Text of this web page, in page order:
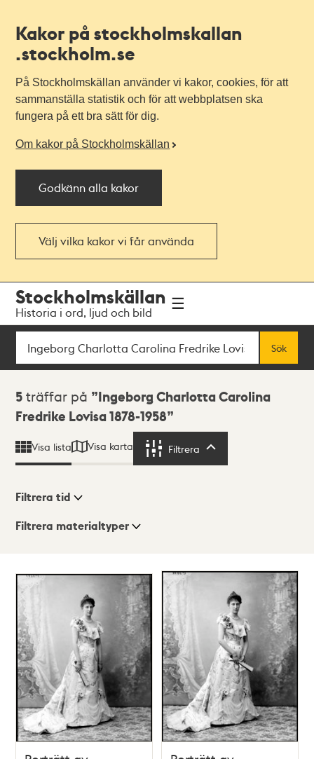
Kakor på stockholmskallan
.stockholm.se
På Stockholmskällan använder vi kakor, cookies, för att
sammanställa statistik och för att webbplatsen ska
fungera på ett bra sätt för dig.
Om kakor på Stockholmskällan
Godkänn alla kakor
Välj vilka kakor vi får använda
navigationen
huvudinnehållet
Stockholmskällan
Historia i ord, ljud och bild
Sök
Sök
Sökresultat
5 träffar på
Ingeborg Charlotta Carolina
Fredrike Lovisa 1878-1958
Visa lista Visa karta Filtrera
Visningsläge
ListaKarta
Filtrera tid
Filtrera materialtyper
träffar